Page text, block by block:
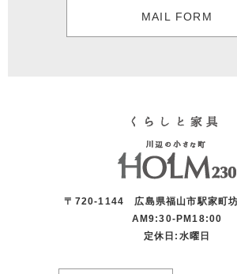
MAIL FORM
〒720-1144 広島県福山市駅家町
AM9:30-PM18:00
定休日:水曜日